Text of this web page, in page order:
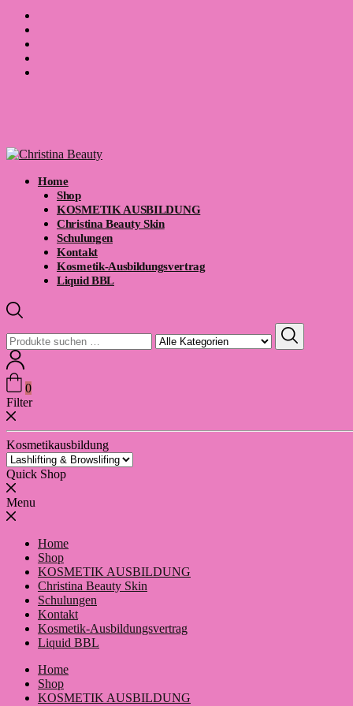
Home
Shop
KOSMETIK AUSBILDUNG
Christina Beauty Skin
Schulungen
Kontakt
Kosmetik-Ausbildungsvertrag
Liquid BBL
nach:
0
Filter
Kosmetikausbildung
Quick Shop
Menu
Home
Shop
KOSMETIK AUSBILDUNG
Christina Beauty Skin
Schulungen
Kontakt
Kosmetik-Ausbildungsvertrag
Liquid BBL
Home
Shop
KOSMETIK AUSBILDUNG